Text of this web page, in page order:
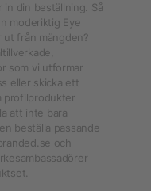
in din beställning. Så
moderiktig Eye
ut från mängden?
som vi utformar
eller skicka ett
profilprodukter
att inte bara
beställa passande
och